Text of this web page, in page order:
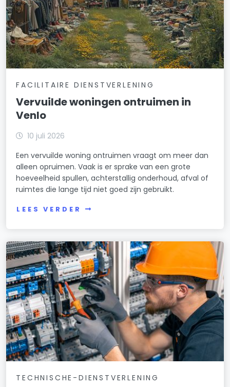
FACILITAIRE DIENSTVERLENING
Vervuilde woningen ontruimen in
Venlo
10 juli 2026
Een vervuilde woning ontruimen vraagt om meer dan
alleen opruimen. Vaak is er sprake van een grote
hoeveelheid spullen, achterstallig onderhoud, afval of
ruimtes die lange tijd niet goed zijn gebruikt.
LEES VERDER
TECHNISCHE-DIENSTVERLENING